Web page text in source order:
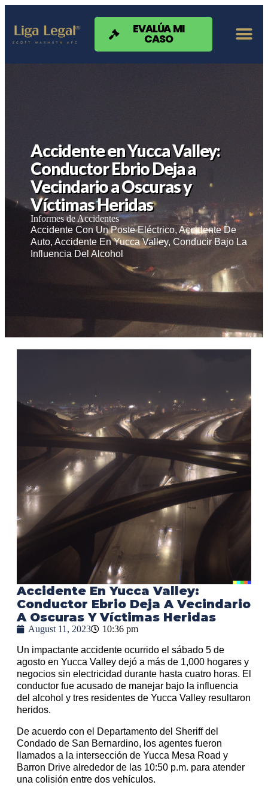
Nota:
sitio
web
EVALÚA MI
CASO
Accidente en Yucca Valley:
Conductor Ebrio Deja a
Vecindario a Oscuras y
Víctimas Heridas
Informes de Accidentes
Accidente Con Un Poste Eléctrico,Accidente De
Auto,Accidente En Yucca Valley,Conducir Bajo La
Influencia Del Alcohol
Accidente En Yucca Valley:
Conductor Ebrio Deja A Vecindario
A Oscuras Y Víctimas Heridas
August 11, 2023 10:36 pm
Un impactante accidente ocurrido el sábado 5 de
agosto en Yucca Valley dejó a más de 1,000 hogares y
negocios sin electricidad durante hasta cuatro horas. El
conductor fue acusado de manejar bajo la influencia
del alcohol y tres residentes de Yucca Valley resultaron
heridos.
De acuerdo con el Departamento del Sheriff del
Condado de San Bernardino, los agentes fueron
llamados a la intersección de Yucca Mesa Road y
Barron Drive alrededor de las 10:50 p.m. para atender
una colisión entre dos vehículos.